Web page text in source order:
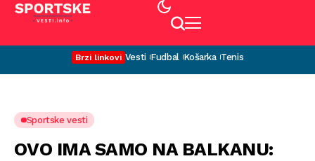
Brzi linkovi Vesti Fudbal Košarka Tenis
Sportske vesti
OVO IMA SAMO NA BALKANU: